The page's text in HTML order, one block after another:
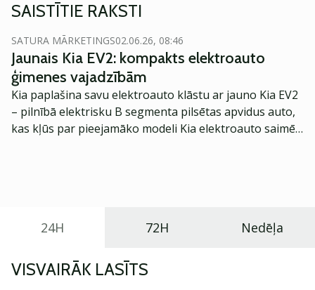
SAISTĪTIE RAKSTI
SATURA MĀRKETINGS02.06.26, 08:46
Jaunais Kia EV2: kompakts elektroauto
ģimenes vajadzībām
Kia paplašina savu elektroauto klāstu ar jauno Kia EV2
– pilnībā elektrisku B segmenta pilsētas apvidus auto,
kas kļūs par pieejamāko modeli Kia elektroauto saimē
24H 72H Nedēļa
VISVAIRĀK LASĪTS